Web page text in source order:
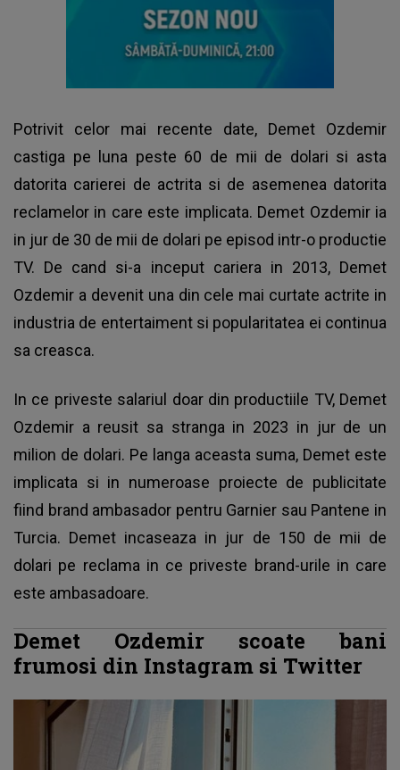
Potrivit celor mai recente date, Demet Ozdemir
castiga pe luna peste 60 de mii de dolari si asta
datorita carierei de actrita si de asemenea datorita
reclamelor in care este implicata. Demet Ozdemir ia
in jur de 30 de mii de dolari pe episod intr-o productie
TV. De cand si-a inceput cariera in 2013, Demet
Ozdemir a devenit una din cele mai curtate actrite in
industria de entertaiment si popularitatea ei continua
sa creasca.
In ce priveste salariul doar din productiile TV, Demet
Ozdemir a reusit sa stranga in 2023 in jur de un
milion de dolari. Pe langa aceasta suma, Demet este
implicata si in numeroase proiecte de publicitate
fiind brand ambasador pentru Garnier sau Pantene in
Turcia. Demet incaseaza in jur de 150 de mii de
dolari pe reclama in ce priveste brand-urile in care
este ambasadoare.
Demet Ozdemir scoate bani
frumosi din Instagram si Twitter